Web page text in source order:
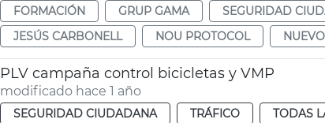
FORMACIÓN
GRUP GAMA SEGURIDAD
JESÚS CARBONELL
NOU PROTOCOL
PLV campaña control bicicletas y VMP
modificado hace 1 año
SEGURIDAD CIUDADANA TRÁFICO TODAS